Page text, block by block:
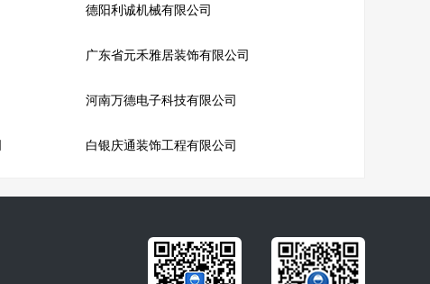
德阳利诚机械有限公司
广东省元禾雅居装饰有限公司
河南万德电子科技有限公司
白银庆通装饰工程有限公司